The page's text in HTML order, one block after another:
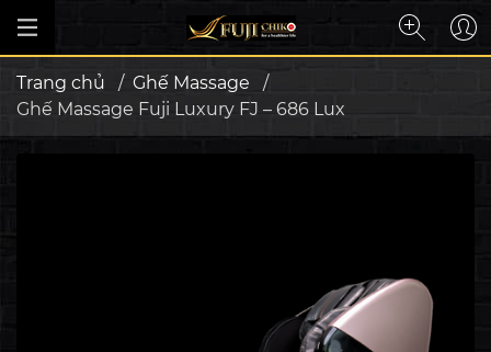
Trang chủ / Ghế Massage
/
Ghế Massage Fuji Luxury FJ – 686 Lux